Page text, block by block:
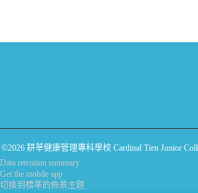
©2026 耕莘健康管理專科學校 Cardinal Tien Junior
Data retention summary
Get the mobile app
切換到標準的佈景主題